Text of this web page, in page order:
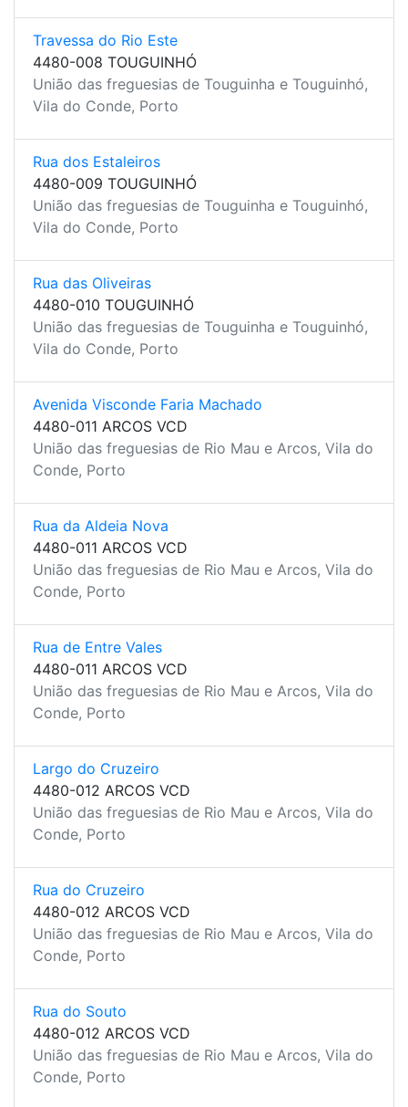
Travessa do Rio Este
4480-008 TOUGUINHÓ
União das freguesias de Touguinha e Touguinhó,
Vila do Conde, Porto
Rua dos Estaleiros
4480-009 TOUGUINHÓ
União das freguesias de Touguinha e Touguinhó,
Vila do Conde, Porto
Rua das Oliveiras
4480-010 TOUGUINHÓ
União das freguesias de Touguinha e Touguinhó,
Vila do Conde, Porto
Avenida Visconde Faria Machado
4480-011 ARCOS VCD
União das freguesias de Rio Mau e Arcos, Vila do
Conde, Porto
Rua da Aldeia Nova
4480-011 ARCOS VCD
União das freguesias de Rio Mau e Arcos, Vila do
Conde, Porto
Rua de Entre Vales
4480-011 ARCOS VCD
União das freguesias de Rio Mau e Arcos, Vila do
Conde, Porto
Largo do Cruzeiro
4480-012 ARCOS VCD
União das freguesias de Rio Mau e Arcos, Vila do
Conde, Porto
Rua do Cruzeiro
4480-012 ARCOS VCD
União das freguesias de Rio Mau e Arcos, Vila do
Conde, Porto
Rua do Souto
4480-012 ARCOS VCD
União das freguesias de Rio Mau e Arcos, Vila do
Conde, Porto